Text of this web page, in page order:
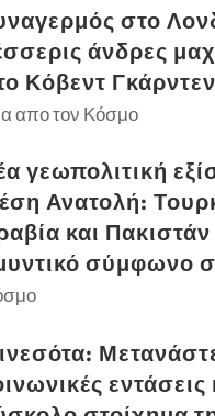
στο
άνδρες
Κόβεντ Γκάρντεν
απο τον Κόσμο
γεωπολιτική
Ανατολή:
και
σύμφωνο
εντάσεις